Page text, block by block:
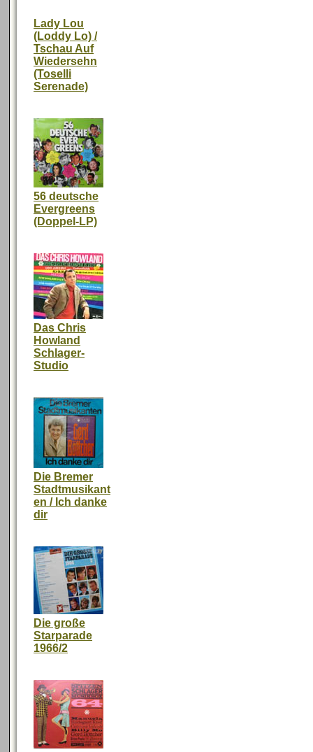
Lady Lou
(Loddy Lo) /
Tschau Auf
Wiedersehn
(Toselli
Serenade)
56 deutsche
Evergreens
(Doppel-LP)
Das Chris
Howland
Schlager-
Studio
Die Bremer
Stadtmusikant
en / Ich danke
dir
Die große
Starparade
1966/2